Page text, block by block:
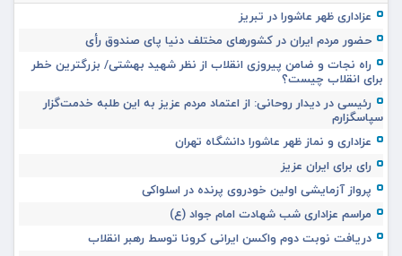
عزاداری ظهر عاشورا در تبریز
حضور مردم ایران در کشورهای مختلف دنیا پای صندوق رأی
راه نجات و ضامن پیروزی انقلاب از نظر شهید بهشتی/ بزرگترین خطر
برای انقلاب چیست؟
رئیسی در دیدار روحانی: از اعتماد مردم عزیز به این طلبه خدمت‌گزار
سپاسگزارم
عزاداری و نماز ظهر عاشورا دانشگاه تهران
رای برای ایران عزیز
پرواز آزمایشی اولین خودروی پرنده در اسلواکی
مراسم عزاداری شب شهادت امام جواد (ع)
دریافت نوبت دوم واکسن ایرانی کرونا توسط رهبر انقلاب